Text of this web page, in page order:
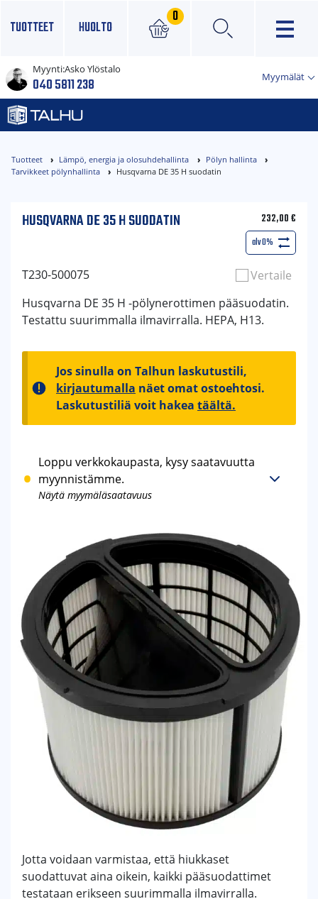
TUOTTEET HUOLTO
0
×
Myynti:Asko Ylöstalo
040 5811 238 Myymälät
Tuotteet Lämpö, energia ja olosuhdehallinta
Pölyn hallinta
Tarvikkeet pölynhallinta
Husqvarna DE 35 H suodatin
HUSQVARNA DE 35 H SUODATIN 232,00€
alv 0%
T230-500075
Vertaile
Husqvarna DE 35 H -pölynerottimen pääsuodatin.
Testattu suurimmalla ilmavirralla. HEPA, H13.
Jos sinulla on Talhun laskutustili,
kirjautumalla näet omat ostoehtosi.
Laskutustiliä voit hakea täältä.
Loppu verkkokaupasta, kysy saatavuutta
myynnistämme.
Näytä myymäläsaatavuus
Jotta voidaan varmistaa, että hiukkaset
suodattuvat aina oikein, kaikki pääsuodattimet
testataan erikseen suurimmalla ilmavirralla.